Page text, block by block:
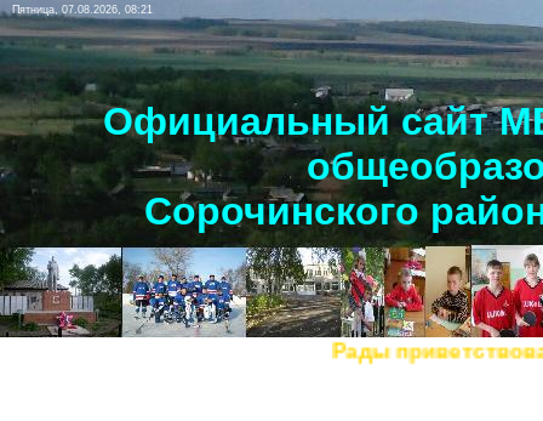
Пятница, 07.08.2026, 08:21
Официальный сайт
Сорочинского
Рады приветствовать